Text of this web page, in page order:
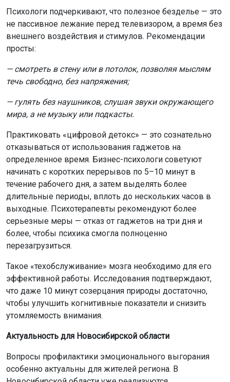
Психологи подчеркивают, что полезное безделье — это
не пассивное лежание перед телевизором, а время без
внешнего воздействия и стимулов. Рекомендации
просты:
— смотреть в стену или в потолок, позволяя мыслям
течь свободно, без напряжения;
— гулять без наушников, слушая звуки окружающего
мира, а не музыку или подкасты.
Практиковать «цифровой детокс» — это сознательно
отказываться от использования гаджетов на
определенное время. Бизнес-психологи советуют
начинать с коротких перерывов по 5–10 минут в
течение рабочего дня, а затем выделять более
длительные периоды, вплоть до нескольких часов в
выходные. Психотерапевты рекомендуют более
серьезные меры — отказ от гаджетов на три дня и
более, чтобы психика смогла полноценно
перезагрузиться.
Такое «техобслуживание» мозга необходимо для его
эффективной работы. Исследования подтверждают,
что даже 10 минут созерцания природы достаточно,
чтобы улучшить когнитивные показатели и снизить
утомляемость внимания.
Актуальность для Новосибирской области
Вопросы профилактики эмоционального выгорания
особенно актуальны для жителей региона. В